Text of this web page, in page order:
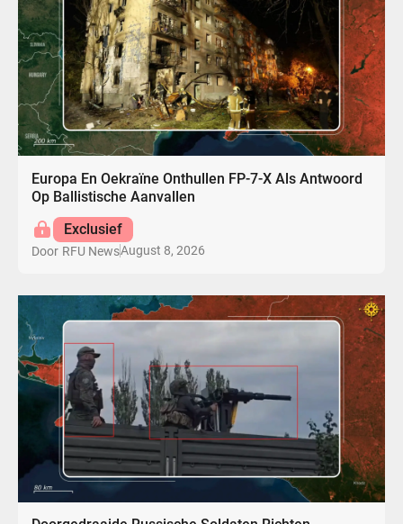
Europa En Oekraïne Onthullen FP-7-X Als Antwoord
Op Ballistische Aanvallen
Exclusief
Door RFU NewsAugust 8, 2026